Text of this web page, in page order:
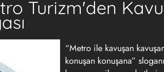
Turizm'den
“Metro ile kavuşan
konuşan konuşana”